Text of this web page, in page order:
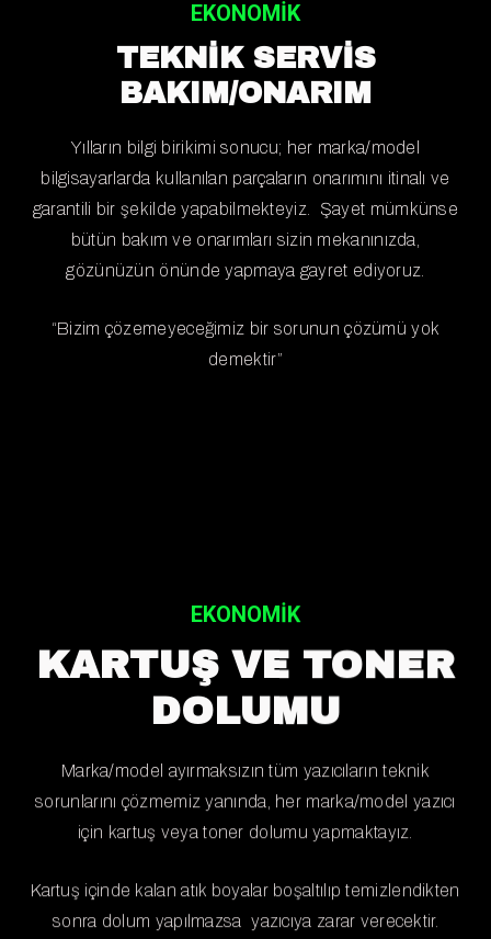
EKONOMIK
TEKNİK SERVİS
BAKIM/ONARIM
Yılların bilgi birikimi sonucu; her marka/model
bilgisayarlarda kullanılan parçaların onarımını itinalı ve
garantili bir şekilde yapabilmekteyiz. Şayet mümkünse
bütün bakım ve onarımları sizin mekanınızda,
gözünüzün önünde yapmaya gayret ediyoruz.
“Bizim çözemeyeceğimiz bir sorunun çözümü yok
demektir”
EKONOMİK
KARTUŞ VE TONER
DOLUMU
Marka/model ayırmaksızın tüm yazıcıların teknik
sorunlarını çözmemiz yanında, her marka/model yazıcı
için kartuş veya toner dolumu yapmaktayız.
Kartuş içinde kalan atık boyalar boşaltılıp temizlendikten
sonra dolum yapılmazsa yazıcıya zarar verecektir.